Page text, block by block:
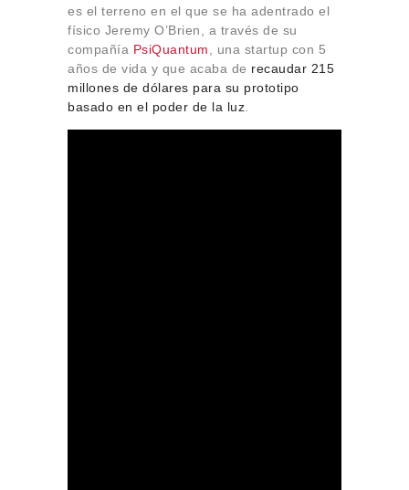
es el terreno en el que se ha adentrado el
físico Jeremy O’Brien, a través de su
compañía PsiQuantum , una startup con 5
años de vida y que acaba de recaudar 215
millones de dólares para su prototipo
basado en el poder de la luz